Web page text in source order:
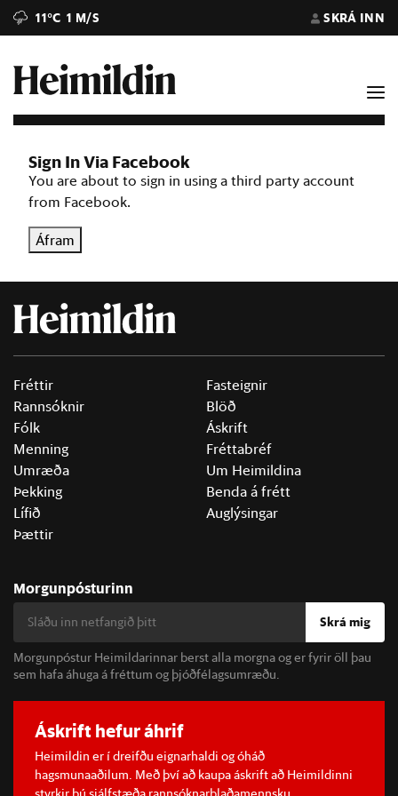
11°C 1 M/S SKRÁ INN
Sign In Via Facebook
You are about to sign in using a third party account
from Facebook.
Áfram
Fréttir
Rannsóknir
Fólk
Menning
Umræða
Þekking
Lífið
Þættir
Fasteignir
Blöð
Áskrift
Fréttabréf
Um Heimildina
Benda á frétt
Auglýsingar
Morgunpósturinn
Skrá mig
Morgunpóstur Heimildarinnar berst alla morgna og er fyrir öll þau
sem hafa áhuga á fréttum og þjóðfélagsumræðu.
Áskrift hefur áhrif
Heimildin er í dreifðu eignarhaldi og óháð
hagsmunaaðilum. Með því að kaupa áskrift að Heimildinni